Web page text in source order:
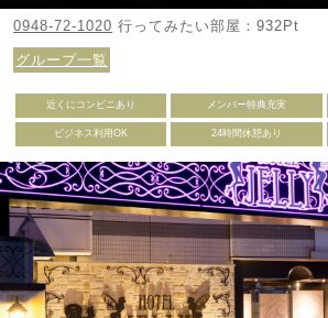
0948-72-1020 行ってみたい部屋：932Pt
グループ一覧
近くにコンビニあり メンバー特典充実
ビジネス利用OK 24時間休憩あり